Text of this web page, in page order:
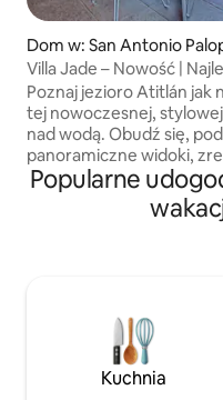
Dom w: San Antonio
Villa Jade – Nowość |
Poznaj jezioro Atitlán jak
tej nowoczesnej,
nad wodą. Obudź się,
panoramiczne widoki,
w prywatnym jacuzzi na
powietrzu lub odpocznij
wypoczynkowej pod
idealnego pobytu nad
Zaledwie kilka minut
miasteczka San Antonio
idealne miejsce, aby
Popularne
Kuchnia